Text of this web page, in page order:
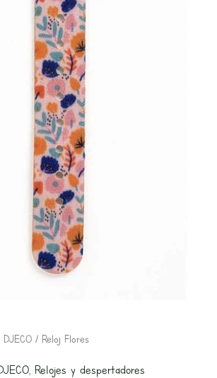
DJECO/ Reloj Flores
, Relojes y despertadores